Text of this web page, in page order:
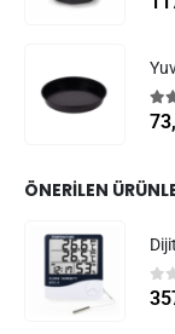
ÖNERILEN
0